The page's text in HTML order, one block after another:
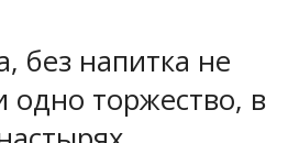
без напитка не
одно торжество, в